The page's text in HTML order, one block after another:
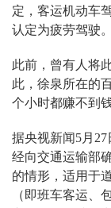
定，客运机动车
认定为疲劳驾驶。
此前，曾有人将
此，徐泉所在的
个小时都赚不到
据央视新闻5月
经向交通运输部
的情形，适用于
（即班车客运、